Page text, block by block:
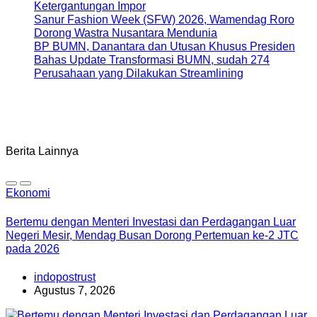
Ketergantungan Impor
Sanur Fashion Week (SFW) 2026, Wamendag Roro
Dorong Wastra Nusantara Mendunia
BP BUMN, Danantara dan Utusan Khusus Presiden
Bahas Update Transformasi BUMN, sudah 274
Perusahaan yang Dilakukan Streamlining
Berita Lainnya
Ekonomi
Bertemu dengan Menteri Investasi dan Perdagangan Luar
Negeri Mesir, Mendag Busan Dorong Pertemuan ke-2 JTC
pada 2026
indopostrust
Agustus 7, 2026